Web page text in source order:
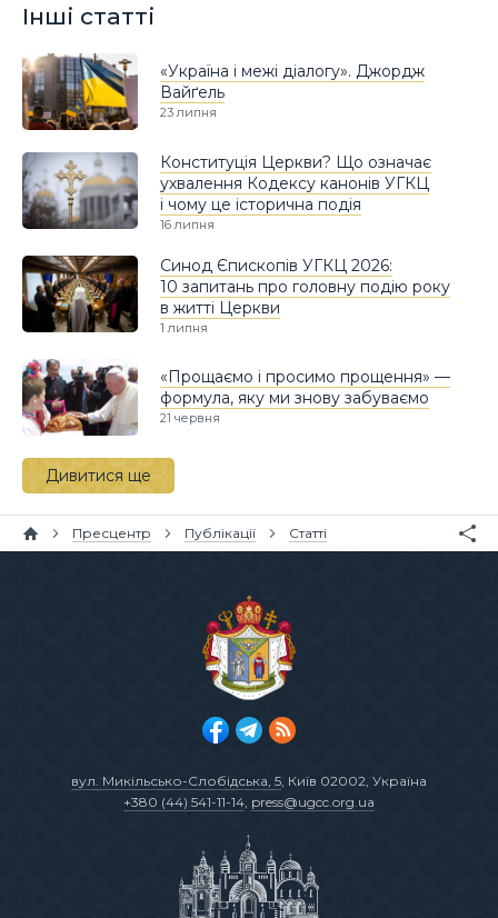
Інші статті
«Україна і межі діалогу». Джордж
Вайґель
23 липня
Конституція Церкви? Що означає
ухвалення Кодексу канонів УГКЦ
і чому це історична подія
16 липня
Синод Єпископів УГКЦ 2026:
10 запитань про головну подію року
в житті Церкви
1 липня
«Прощаємо і просимо прощення» —
формула, яку ми знову забуваємо
21 червня
Дивитися ще
Пресцентр Публікації Статті
вул. Микільсько-Слобідська, 5, Київ 02002, Україна
+380 (44) 541-11-14, press@ugcc.org.ua